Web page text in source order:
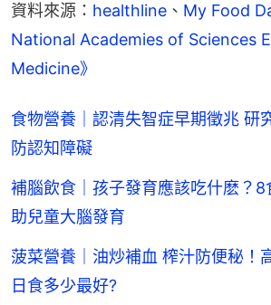
資料來源： healthline 、 My Food
National Academies of Sciences
Medicine》​
食物營養｜認清失智症早期徵兆 研
防認知障礙
補腦飲食｜孩子發育應該吃什麽？8
助兒童大腦發育
菠菜營養｜油炒補血 榨汁防便秘！
日食多少最好?